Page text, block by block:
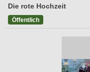
Die rote Hochzeit
Öffentlich